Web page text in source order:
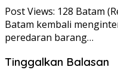
Post Views: 128 Batam
Batam kembali
peredaran barang…
Tinggalkan Balasan